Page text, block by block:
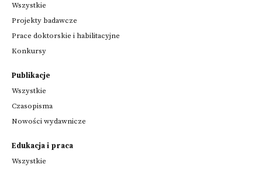
Wszystkie
Projekty badawcze
Prace doktorskie i habilitacyjne
Konkursy
Publikacje
Wszystkie
Czasopisma
Nowości wydawnicze
Edukacja i praca
Wszystkie